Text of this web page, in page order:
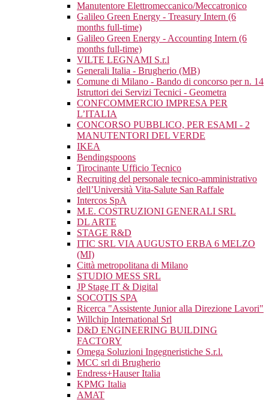
Manutentore Elettromeccanico/Meccatronico
Galileo Green Energy - Treasury Intern (6
months full-time)
Galileo Green Energy - Accounting Intern (6
months full-time)
VILTE LEGNAMI S.r.l
Generali Italia - Brugherio (MB)
Comune di Milano - Bando di concorso per n. 14
Istruttori dei Servizi Tecnici - Geometra
CONFCOMMERCIO IMPRESA PER
L’ITALIA
CONCORSO PUBBLICO, PER ESAMI - 2
MANUTENTORI DEL VERDE
IKEA
Bendingspoons
Tirocinante Ufficio Tecnico
Recruiting del personale tecnico-amministrativo
dell’Università Vita-Salute San Raffale
Intercos SpA
M.E. COSTRUZIONI GENERALI SRL
DL ARTE
STAGE R&D
ITIC SRL VIA AUGUSTO ERBA 6 MELZO
(MI)
Città metropolitana di Milano
STUDIO MESS SRL
JP Stage IT & Digital
SOCOTIS SPA
Ricerca "Assistente Junior alla Direzione Lavori"
Willchip International Srl
D&D ENGINEERING BUILDING
FACTORY
Omega Soluzioni Ingegneristiche S.r.l.
MCC srl di Brugherio
Endress+Hauser Italia
KPMG Italia
AMAT